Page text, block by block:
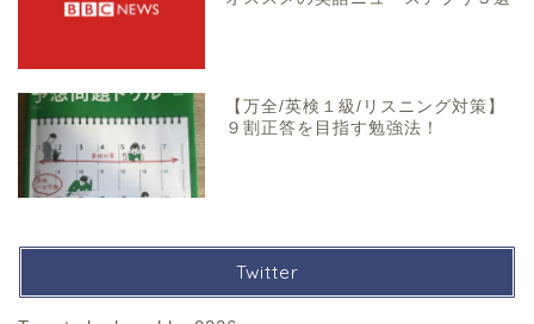
【万全/英検１級/リスニング対策】
９割正答を目指す勉強法！
Twitter